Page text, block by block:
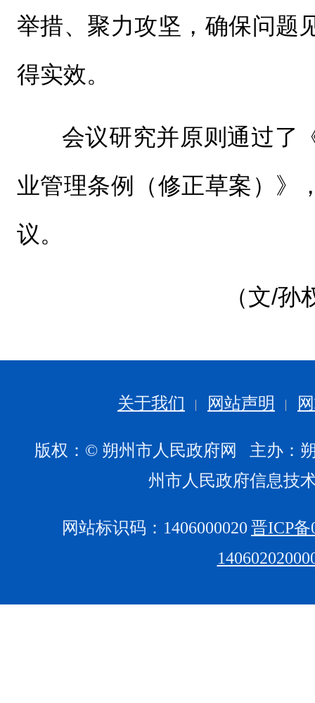
举措、聚力攻坚，确保问题
得实效。
会议研究并原则通过了
业管理条例（修正草案）》
议。
（文/
关于我们 网站声明
版权：© 朔州市人民政府网 主办：
州市人民政府信息技
网站标识码：1406000020 晋ICP备